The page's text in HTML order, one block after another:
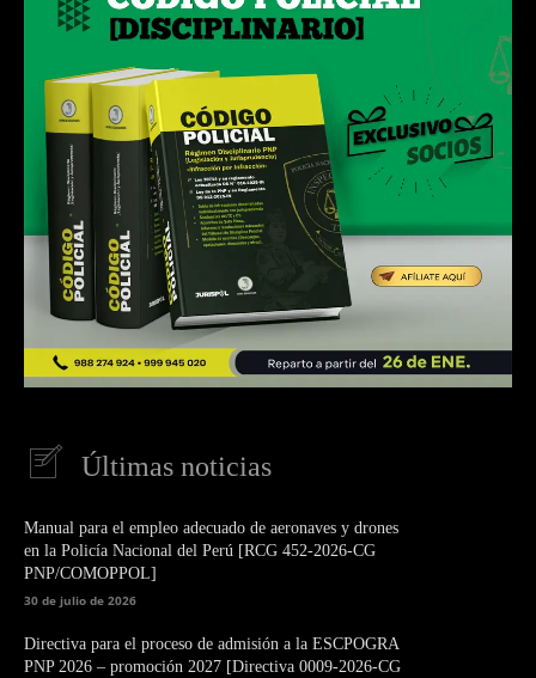
Últimas noticias
Manual para el empleo adecuado de aeronaves y drones
en la Policía Nacional del Perú [RCG 452-2026-CG
PNP/COMOPPOL]
30 de julio de 2026
Directiva para el proceso de admisión a la ESCPOGRA
PNP 2026 – promoción 2027 [Directiva 0009-2026-CG